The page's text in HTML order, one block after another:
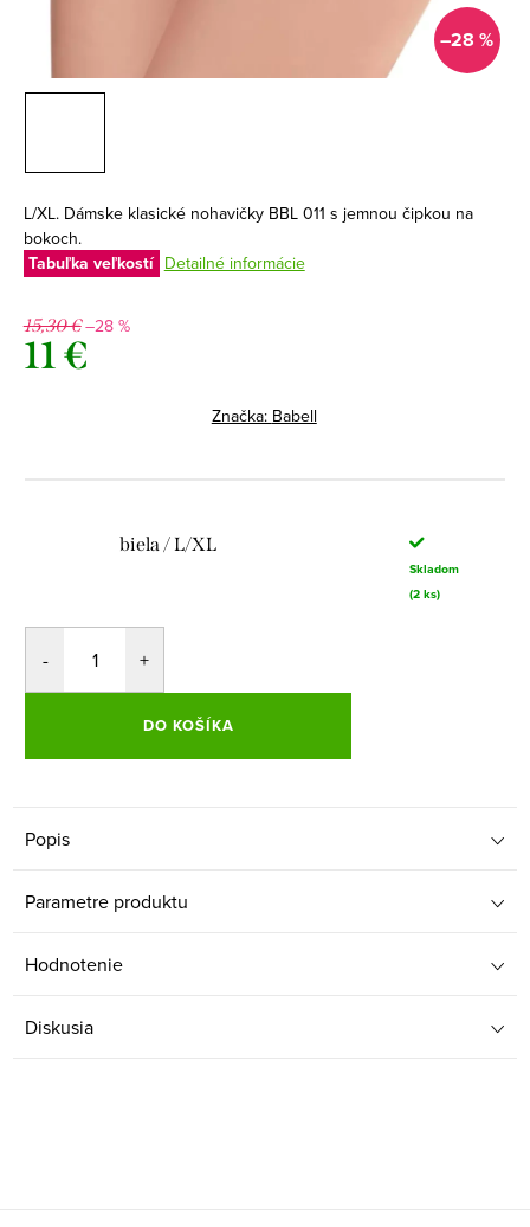
–28 %
L/XL. Dámske klasické nohavičky BBL 011 s jemnou čipkou na
bokoch.
Tabuľka veľkostí Detailné informácie
15,30 €–28 %
11 €
Značka: Babell
biela / L/XL
Skladom
(2 ks)
DO KOŠÍKA
Popis
Parametre produktu
Hodnotenie
Diskusia